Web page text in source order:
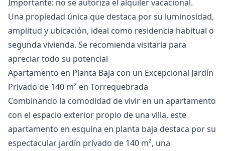
Importante: no se ‌autoriza ‌el ‌alquiler ‌vacacional.
Una ‌propiedad única que destaca por ‌su ‌luminosidad,
‌amplitud y ubicación, ‌ideal ‌como ‌residencia ‌habitual o
‌segunda vivienda. Se ‌recomienda ‌visitarla ‌para
‌apreciar ‌todo ‌su ‌potencial
Apartamento en Planta Baja con un Excepcional Jardín
Privado de 140 m² en Torrequebrada
Combinando la comodidad de vivir en un apartamento
con el espacio exterior propio de una villa, este
apartamento en esquina en planta baja destaca por su
espectacular jardín privado de 140 m², una